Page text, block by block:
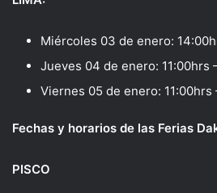
Miércoles 03 de enero:
Jueves 04 de enero: 11:00hrs
Viernes 05 de enero: 11:00hrs
Fechas y horarios de las Ferias
PISCO